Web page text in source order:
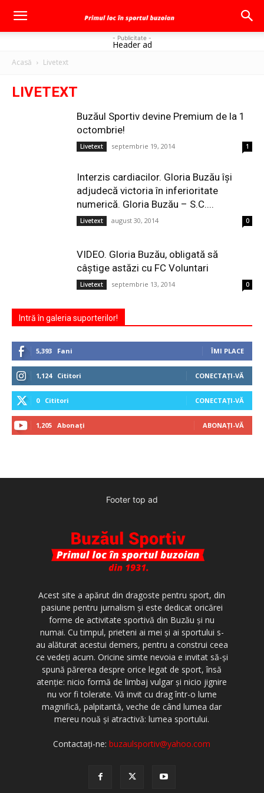
- Publicitate -
Header ad
Acasă Livetext
LIVETEXT
Buzăul Sportiv devine Premium de la 1
octombrie!
Livetext septembrie 19, 2014 1
Interzis cardiacilor. Gloria Buzău îşi
adjudecă victoria în inferioritate
numerică. Gloria Buzău – S.C....
Livetext august 30, 2014 0
VIDEO. Gloria Buzău, obligată să
câștige astăzi cu FC Voluntari
Livetext septembrie 13, 2014 0
Intră în galeria suporterilor!
5,393 Fani ÎMI PLACE
1,124 Cititori CONECTAȚI-VĂ
0 Cititori CONECTAȚI-VĂ
1,205 Abonați ABONAȚI-VĂ
Footer top ad
Acest site a apărut din dragoste pentru sport, din
pasiune pentru jurnalism şi este dedicat oricărei
forme de activitate sportivă din Buzău şi nu
numai. Cu timpul, prieteni ai mei şi ai sportului s-
au alăturat acestui demers, pentru a construi ceea
ce vedeţi acum. Oricine simte nevoia e invitat să-şi
spună părerea despre orice legat de sport, însă
atenţie: nicio formă de limbaj vulgar şi nicio jignire
nu vor fi tolerate. Vă invit cu drag într-o lume
magnifică, palpitantă, veche de când lumea dar
mereu nouă şi atractivă: lumea sportului.
Contactați-ne:buzaulsportiv@yahoo.com